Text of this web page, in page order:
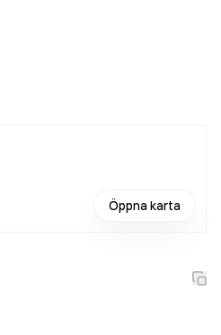
Öppna karta